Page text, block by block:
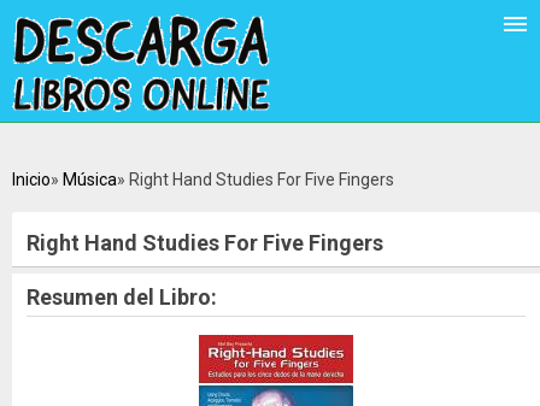
Inicio Música Right Hand Studies For Five Fingers
Right Hand Studies For Five Fingers
Resumen del Libro: